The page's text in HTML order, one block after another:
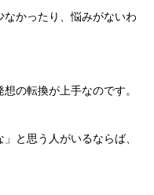
かったり、悩みがないわ
の転換が上手なのです。
と思う人がいるならば、